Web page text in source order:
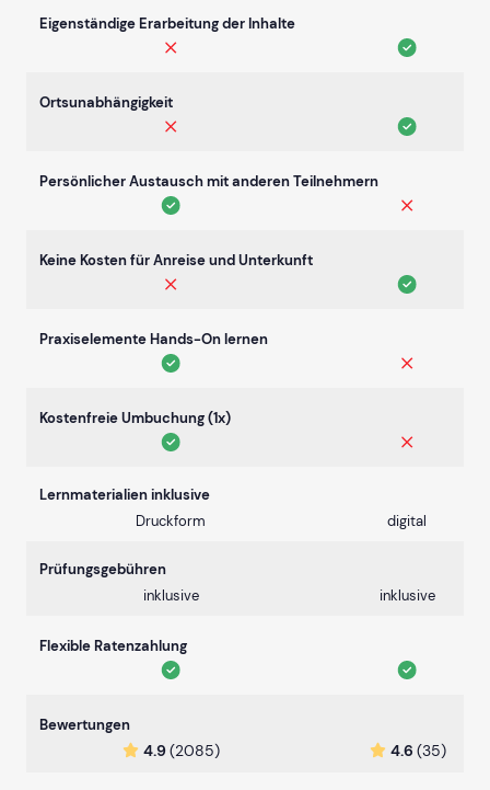
Eigenständige Erarbeitung der Inhalte
Ortsunabhängigkeit
Persönlicher Austausch mit anderen Teilnehmern
Keine Kosten für Anreise und Unterkunft
Praxiselemente Hands-On lernen
Kostenfreie Umbuchung (1x)
Lernmaterialien inklusive
Druckform
digital
Prüfungsgebühren
inklusive
inklusive
Flexible Ratenzahlung
Bewertungen
4.9(2085) 4.6 (35)